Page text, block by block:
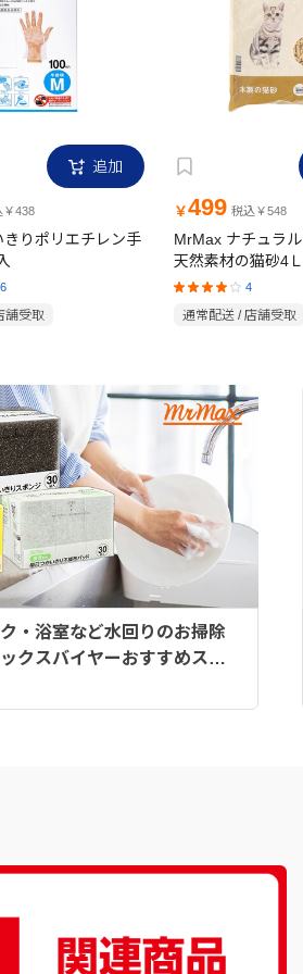
追加
￥438
りポリエチレン手
舗受取
￥499 税込￥548
MrMax ナチュラ
天然素材の猫砂4Ｌ
4
通常配送 / 店舗受取
・浴室など水回りのお掃除
クスバイヤーおすすめスポ